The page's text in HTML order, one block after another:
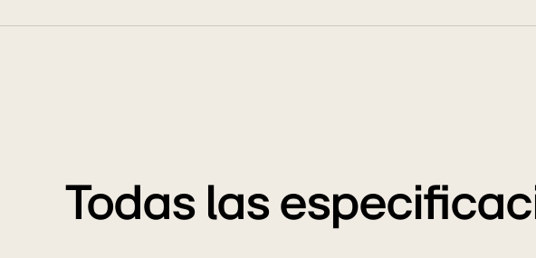
Todas las